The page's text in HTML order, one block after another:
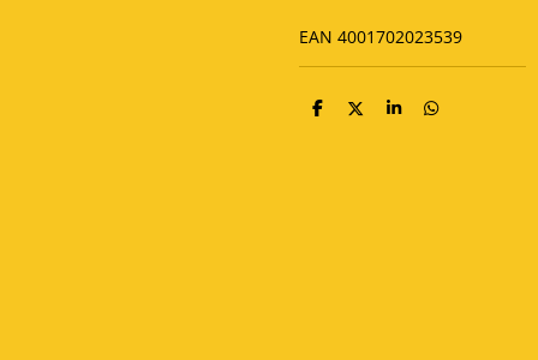
EAN 4001702023539
D
D
S
D